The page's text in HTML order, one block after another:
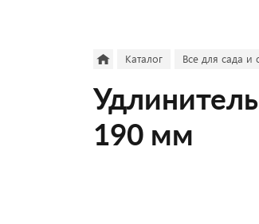
Каталог Все для сада и
190 мм